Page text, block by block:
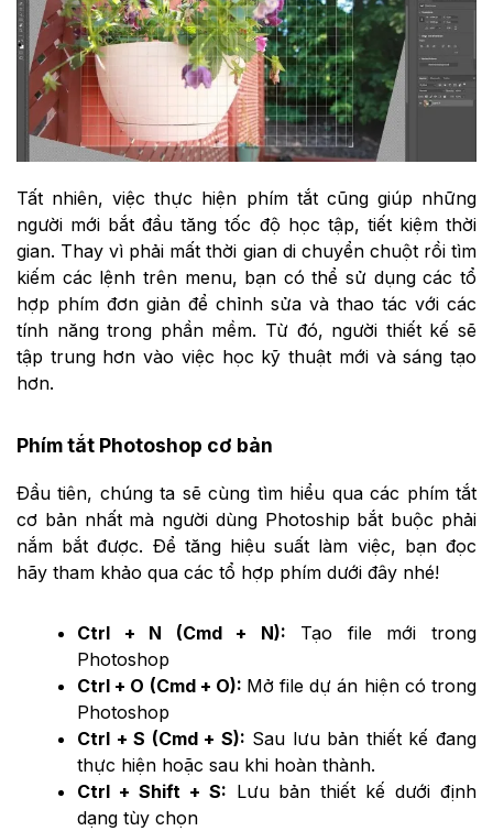
Tất nhiên, việc thực hiện phím tắt cũng giúp những
người mới bắt đầu tăng tốc độ học tập, tiết kiệm thời
gian. Thay vì phải mất thời gian di chuyển chuột rồi tìm
kiếm các lệnh trên menu, bạn có thể sử dụng các tổ
hợp phím đơn giản để chỉnh sửa và thao tác với các
tính năng trong phần mềm. Từ đó, người thiết kế sẽ
tập trung hơn vào việc học kỹ thuật mới và sáng tạo
hơn.
Phím tắt Photoshop cơ bản
Đầu tiên, chúng ta sẽ cùng tìm hiểu qua các phím tắt
cơ bản nhất mà người dùng Photoship bắt buộc phải
nắm bắt được. Để tăng hiệu suất làm việc, bạn đọc
hãy tham khảo qua các tổ hợp phím dưới đây nhé!
Ctrl + N (Cmd + N): Tạo file mới trong
Photoshop
Ctrl + O (Cmd + O): Mở file dự án hiện có trong
Photoshop
Ctrl + S (Cmd + S): Sau lưu bản thiết kế đang
thực hiện hoặc sau khi hoàn thành.
Ctrl + Shift + S: Lưu bản thiết kế dưới định
dạng tùy chọn